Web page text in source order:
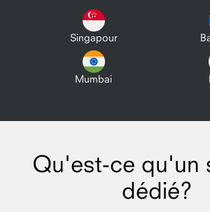
Singapour
Mumbai
Qu'est-ce qu'un
dédié?